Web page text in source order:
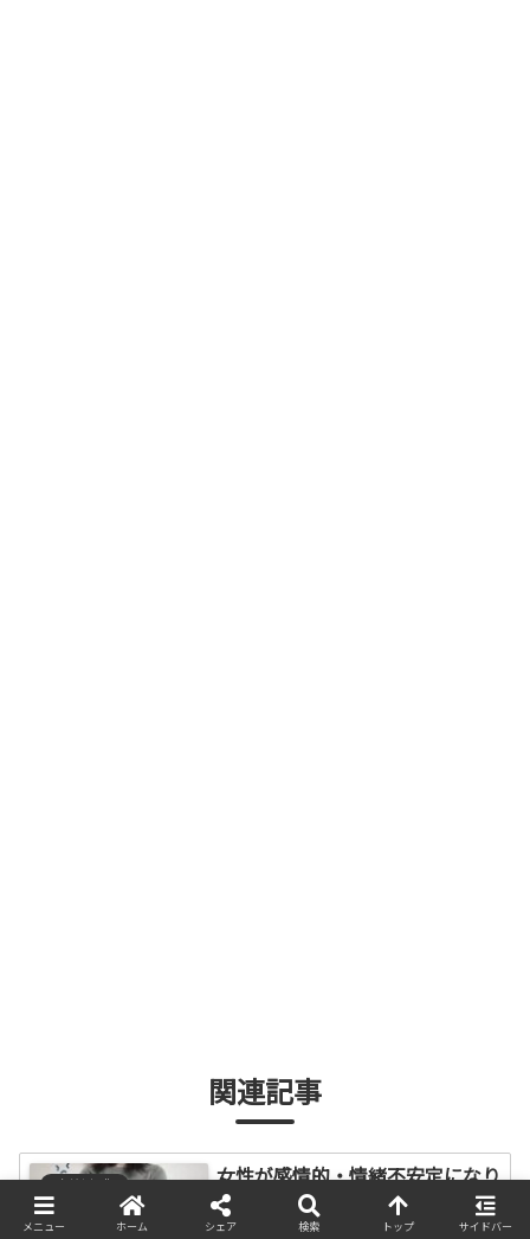
関連記事
有益な知識
女性が感情的・情緒不安定になり
やすい、感情優位などの原因
メニュー ホーム シェア 検索 トップ サイドバー